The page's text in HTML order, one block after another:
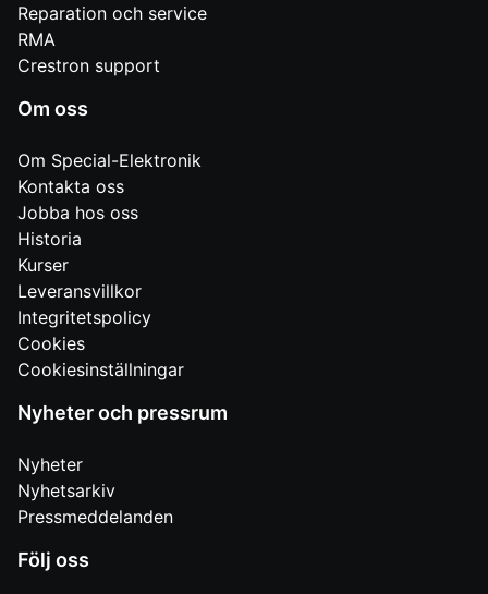
Reparation och service
RMA
Crestron support
Om oss
Om Special-Elektronik
Kontakta oss
Jobba hos oss
Historia
Kurser
Leveransvillkor
Integritetspolicy
Cookies
Cookiesinställningar
Nyheter och pressrum
Nyheter
Nyhetsarkiv
Pressmeddelanden
Följ oss